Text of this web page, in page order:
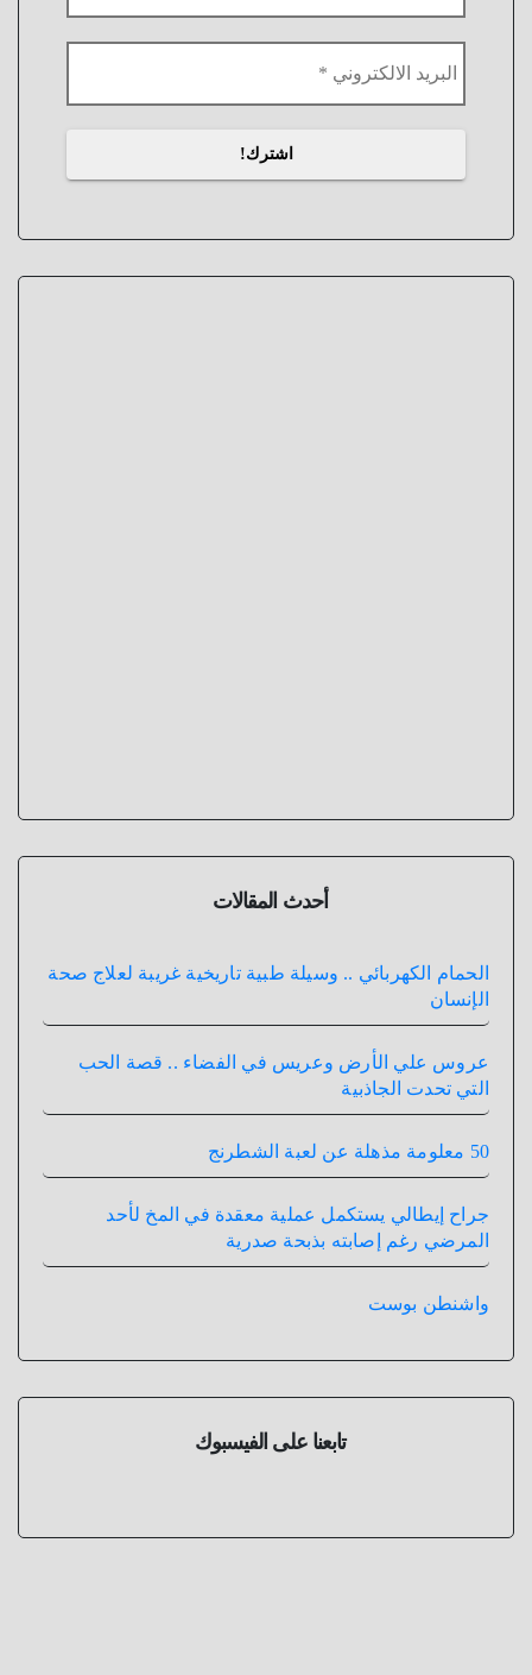
أحدث المقالات
الحمام الكهربائي .. وسيلة طبية تاريخية غريبة لعلاج صحة
الإنسان
عروس علي الأرض وعريس في الفضاء .. قصة الحب
التي تحدت الجاذبية
50 معلومة مذهلة عن لعبة الشطرنج
جراح إيطالي يستكمل عملية معقدة في المخ لأحد
المرضي رغم إصابته بذبحة صدرية
واشنطن بوست
تابعنا على الفيسبوك